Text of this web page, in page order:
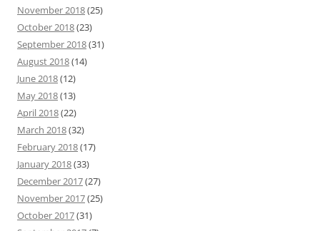
November 2018(25)
October 2018(23)
September 2018(31)
August 2018(14)
June 2018(12)
May 2018(13)
April 2018(22)
March 2018(32)
February 2018(17)
January 2018(33)
December 2017(27)
November 2017(25)
October 2017(31)